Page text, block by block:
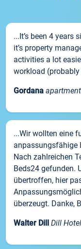
...It’s been 4 years
it’s property
activities a lot
workload
Gordana
...Wir wollten eine
anpassungsfähige
Nach zahlreichen
Beds24 gefunden.
übertroffen, hier
überzeugt. Danke,
Walter Dill Dill Hotel